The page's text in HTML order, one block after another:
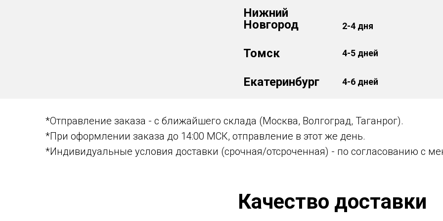
Нижний
Новгород
2-4 дня
Томск 4-5 дней
Екатеринбург 4-6 дней
*Отправление заказа - с ближайшего склада (Москва, Волгоград, Таганрог).
*При оформлении заказа до 14:00 МСК, отправление в этот же день.
*Индивидуальные условия доставки (срочная/отсроченная) - по согласованию с
Качество доставки